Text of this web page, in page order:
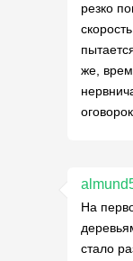
резко
же,
оговорок.
На
стало